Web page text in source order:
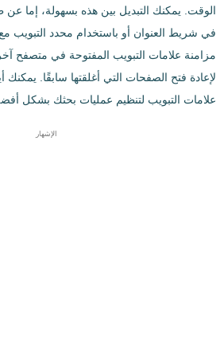
الوقت. يمكنك التبديل بين هذه بسهولة، إما
في شريط العنوان أو باستخدام محدد
مزامنة علامات التبويب المفتوحة في
لإعادة فتح الصفحات التي أغلقتها سابقًا.
علامات التبويب لتنظيم عمليات بحثك بشكل
الإشهار